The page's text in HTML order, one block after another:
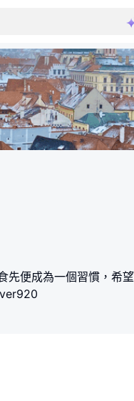
便成為一個習慣，希